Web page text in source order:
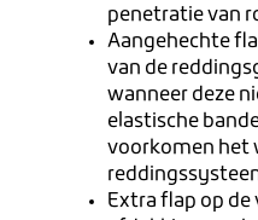
penetratie van
Aangehechte
van de
wanneer deze
elastische
voorkomen het
Extra flap op de